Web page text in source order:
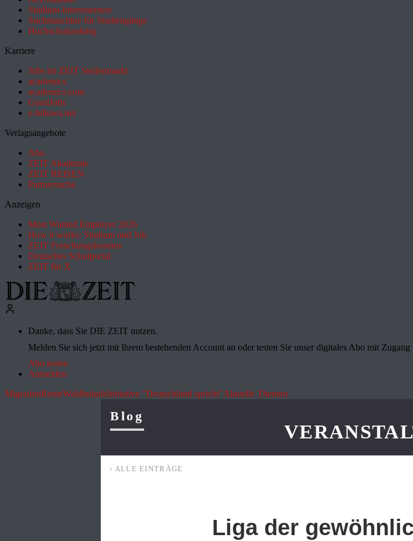
Studium-Interessentest
Suchmaschine für Studiengänge
Hochschulranking
Karriere
Jobs im ZEIT Stellenmarkt
academics
academics.com
GoodJobs
e-fellows.net
Verlagsangebote
Abo
ZEIT Akademie
ZEIT REISEN
Partnersuche
Anzeigen
Most Wanted Employer 2026
How it works: Studium und Job
ZEIT Forschungskosmos
Deutsches Schulportal
ZEIT für X
Danke, dass Sie DIE ZEIT nutzen.
Melden Sie sich jetzt mit Ihrem bestehenden Account an oder testen Sie unser digitales Abo mit
Abo testen
Anmelden
MigrationRenteWaldbrändeInitiative "Deutschland spricht"Aktuelle Themen
Blog
‹ ALLE EINTRÄGE
Liga der